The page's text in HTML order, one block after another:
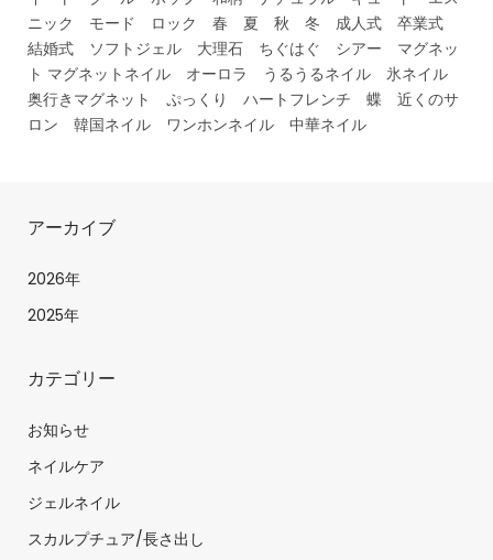
ニック モード ロック 春 夏 秋 冬 成人式 卒業式
結婚式 ソフトジェル 大理石 ちぐはぐ シアー マグネッ
ト マグネットネイル オーロラ うるうるネイル 氷ネイル
奥行きマグネット ぷっくり ハートフレンチ 蝶 近くのサ
ロン 韓国ネイル ワンホンネイル 中華ネイル
アーカイブ
2026年
2025年
カテゴリー
お知らせ
ネイルケア
ジェルネイル
スカルプチュア/長さ出し